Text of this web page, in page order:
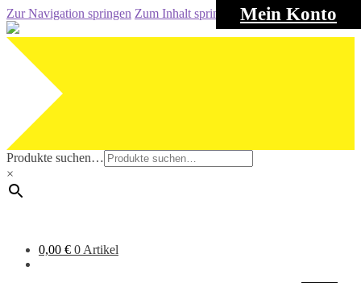
Mein Konto
Zur Navigation springen Zum Inhalt springen
Produkte suchen…
×
0,00 € 0 Artikel